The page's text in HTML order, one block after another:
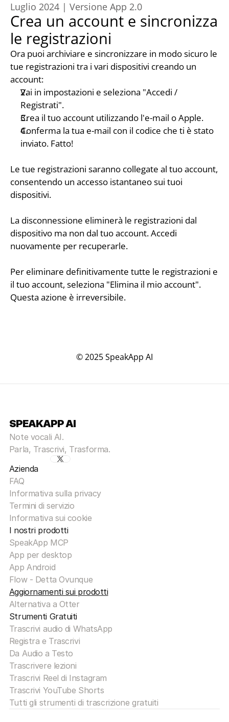
Luglio 2024 | Versione App 2.0
Crea un account e sincronizza
le registrazioni
Ora puoi archiviare e sincronizzare in modo sicuro le
tue registrazioni tra i vari dispositivi creando un
account:
Vai in impostazioni e seleziona "Accedi /
Registrati".
Crea il tuo account utilizzando l'e-mail o Apple.
Conferma la tua e-mail con il codice che ti è stato
inviato. Fatto!
Le tue registrazioni saranno collegate al tuo account,
consentendo un accesso istantaneo sui tuoi
dispositivi.
La disconnessione eliminerà le registrazioni dal
dispositivo ma non dal tuo account. Accedi
nuovamente per recuperarle.
Per eliminare definitivamente tutte le registrazioni e
il tuo account, seleziona "Elimina il mio account".
Questa azione è irreversibile.
© 2025 SpeakApp AI
SPEAKAPP AI
Note vocali AI.
Parla, Trascrivi, Trasforma.
Azienda
FAQ
Informativa sulla privacy
Termini di servizio
Informativa sui cookie
I nostri prodotti
SpeakApp MCP
App per desktop
App Android
Flow - Detta Ovunque
Aggiornamenti sui prodotti
Alternativa a Otter
Strumenti Gratuiti
Trascrivi audio di WhatsApp
Registra e Trascrivi
Da Audio a Testo
Trascrivere lezioni
Trascrivi Reel di Instagram
Trascrivi YouTube Shorts
Tutti gli strumenti di trascrizione gratuiti